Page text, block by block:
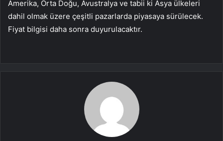
Amerika, Orta Doğu, Avustralya ve tabii ki Asya ülkeleri
dahil olmak üzere çeşitli pazarlarda piyasaya sürülecek.
Fiyat bilgisi daha sonra duyurulacaktır.